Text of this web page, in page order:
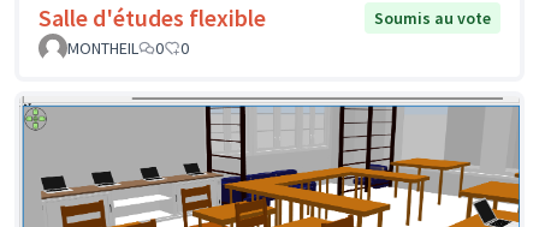
Salle d'études flexible
Soumis au vote
MONTHEIL
0 0